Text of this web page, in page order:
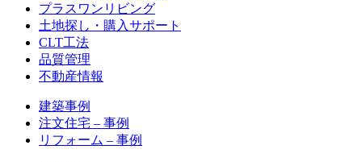
プラスワンリビング
土地探し・購入サポート
CLT工法
品質管理
不動産情報
建築事例
注文住宅 – 事例
リフォーム – 事例